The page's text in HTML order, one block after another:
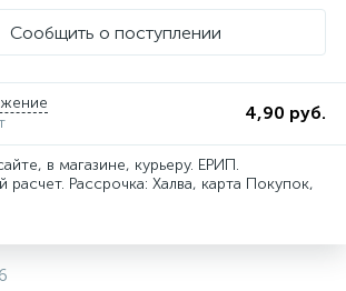
Сообщить о поступлении
4,90 руб.
в магазине, курьеру. ЕРИП.
расчет. Рассрочка: Халва, карта Покупок,